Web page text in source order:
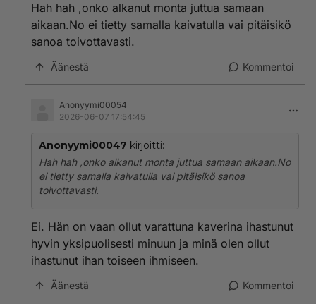
Hah hah ,onko alkanut monta juttua samaan
aikaan.No ei tietty samalla kaivatulla vai pitäisikö
sanoa toivottavasti.
Äänestä Kommentoi
Anonyymi00054
2026-06-07 17:54:45
Anonyymi00047 kirjoitti:
Hah hah ,onko alkanut monta juttua samaan aikaan.No
ei tietty samalla kaivatulla vai pitäisikö sanoa
toivottavasti.
Ei. Hän on vaan ollut varattuna kaverina ihastunut
hyvin yksipuolisesti minuun ja minä olen ollut
ihastunut ihan toiseen ihmiseen.
Äänestä Kommentoi